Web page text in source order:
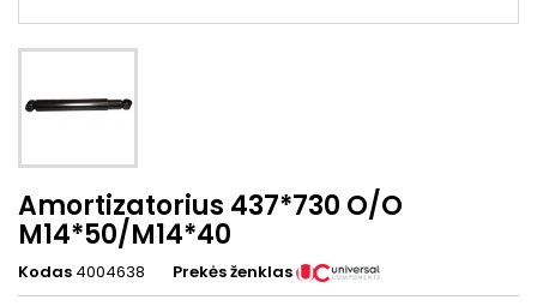
Amortizatorius 437*730 O/O
M14*50/M14*40
Kodas 4004638 Prekės ženklas